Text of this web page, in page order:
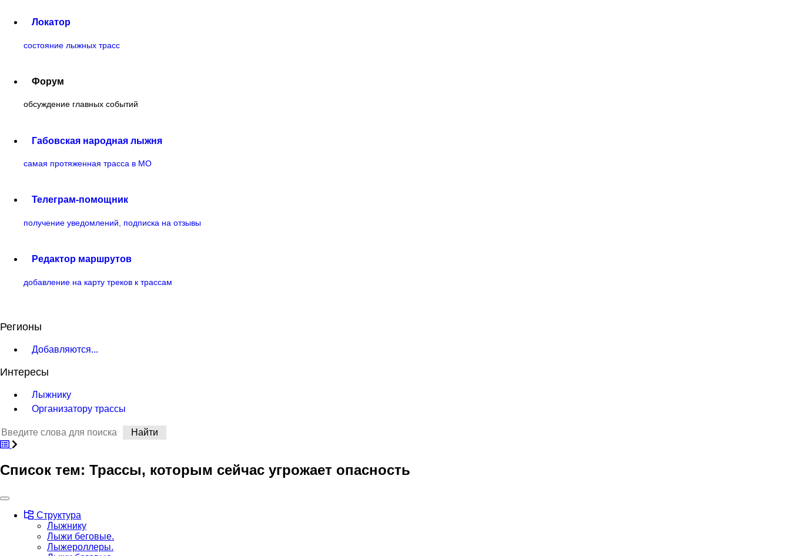
Локатор
состояние лыжных трасс
Форум
обсуждение главных событий
Габовская народная лыжня
самая протяженная трасса в МО
Телеграм-помощник
получение уведомлений, подписка на отзывы
Редактор маршрутов
добавление на карту треков к трассам
Регионы
Добавляются...
Интересы
Лыжнику
Организатору трассы
Найти
Список тем: Трассы, которым сейчас угрожает опасность
Структура
Лыжнику
Лыжи беговые.
Лыжероллеры.